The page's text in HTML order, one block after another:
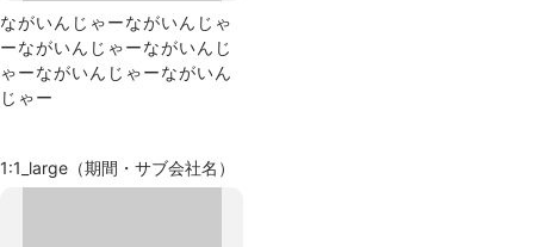
ながいんじゃーながいんじゃ
ーながいんじゃーながいんじ
ゃーながいんじゃーながいん
じゃー
1:1_large（期間・サブ会社名）